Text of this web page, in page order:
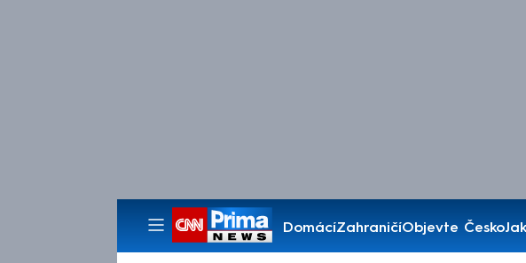
DomácíZahraničíObjevte Česko
Pořady